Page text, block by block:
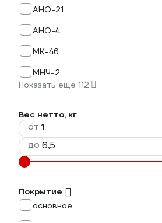
АНО-21
АНО-4
МК-46
МНЧ-2
Показать еще 112
Вес нетто, кг
от
до
Покрытие
основное